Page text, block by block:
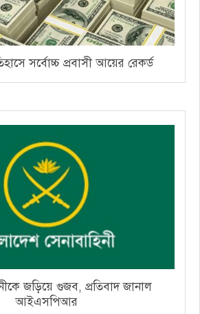
সর্বোচ্চ প্রবাসী আয়ের রেকর্ড
জড়িয়ে গুজব, প্রতিবাদ জানাল
আইএসপিআর